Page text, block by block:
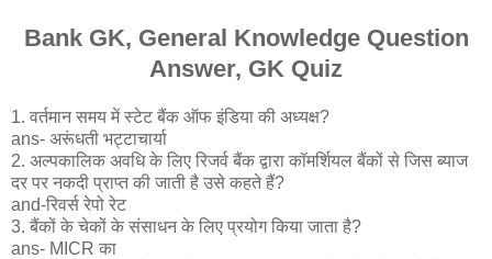
Bank GK, General Knowledge Question
Answer, GK Quiz
1. वर्तमान समय में स्टेट बैंक ऑफ इंडिया की अध्यक्ष?
ans- अरूंधती भट्टाचार्या
2. अल्पकालिक अवधि के लिए रिजर्व बैंक द्वारा कॉमर्शियल बैंकों से जिस ब्याज
दर पर नकदी प्राप्त की जाती है उसे कहते हैं?
and-रिवर्स रेपो रेट
3. बैंकों के चेकों के संसाधन के लिए प्रयोग किया जाता है?
ans- MICR का